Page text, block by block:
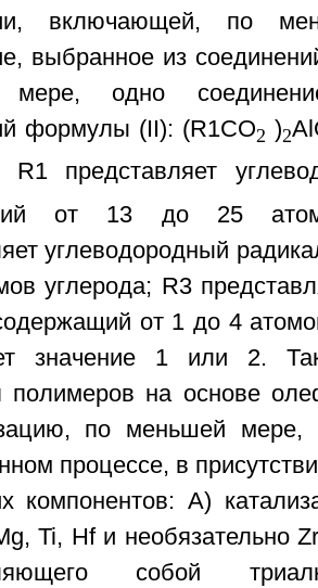
включающей, по
выбранное из
мере, одно
формулы (II): (R1CO2 )2
представляет
от 13 до 25
углеводородный
углерода; R3
от 1 до 4
значение 1 или 2.
полимеров на основе
по меньшей мере,
процессе, в
компонентов: A)
Ti, Hf и необязательно
собой